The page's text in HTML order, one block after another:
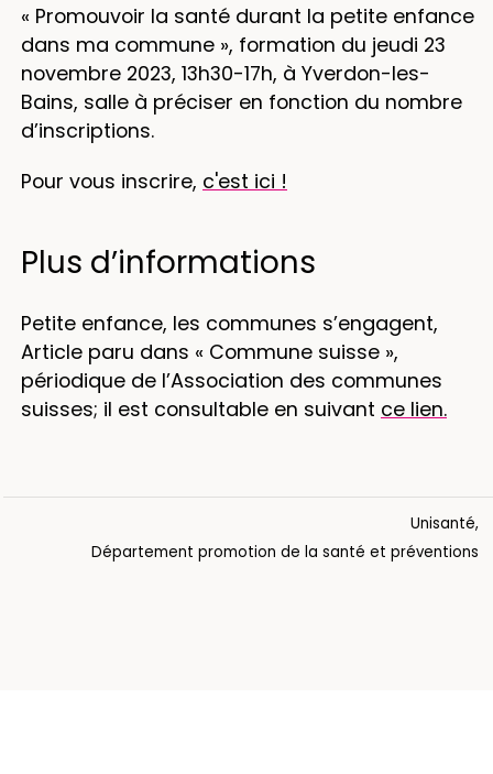
« Promouvoir la santé durant la petite enfance
dans ma commune », formation du jeudi 23
novembre 2023, 13h30-17h, à Yverdon-les-
Bains, salle à préciser en fonction du nombre
d’inscriptions.
Pour vous inscrire, c'est ici !
Plus d’informations
Petite enfance, les communes s’engagent,
Article paru dans « Commune suisse »,
périodique de l’Association des communes
suisses; il est consultable en suivant ce lien.
Unisanté,
Département promotion de la santé et préventions